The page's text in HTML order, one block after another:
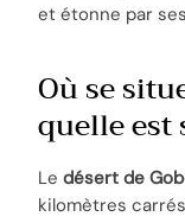
et étonne par
Où se
quelle est
Ledésert de
kilomètres